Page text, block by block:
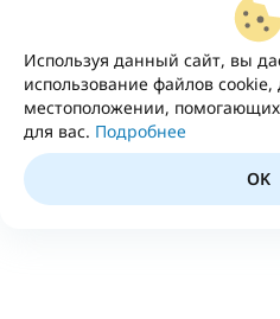
Используя данный сайт, вы
использование файлов
местоположении,
для вас. Подробнее
OK